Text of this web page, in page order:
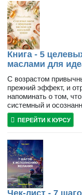
Книга - 5
маслами для
С возрастом
прежний эффект, и
напоминать о том,
системный и
ПЕРЕЙТИ К КУРСУ
Чек-лист - 7